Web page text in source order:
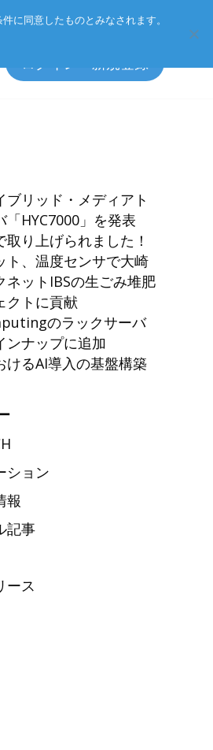
お客様サポート お問い合わせ
ログイン・新規登録
ウンロード
シー
ブリッド・メディアト
「HYC7000」を発表
取り上げられました！
ト、温度センサで大崎
ネットIBSの生ごみ堆肥
クトに貢献
のラックサーバ
ンナップに追加
けるAI導入の基盤構築
ション
報
記事
ース
に同意したものとみなされます。